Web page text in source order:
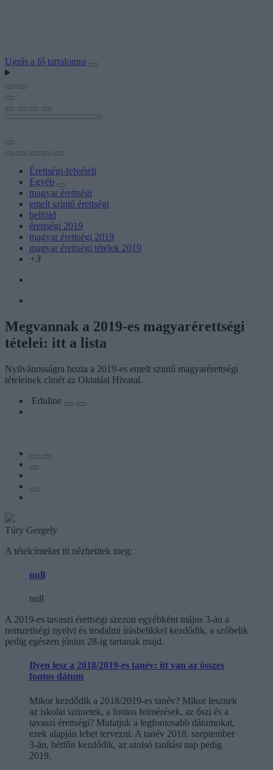
Ugrás a fő tartalomra
Érettségi-felvételi
Egyéb
magyar érettségi
emelt szintű érettségi
belföld
érettségi 2019
magyar érettségi 2019
magyar érettségi tételek 2019
+3
Megvannak a 2019-es magyarérettségi
tételei: itt a lista
Nyilvánosságra hozta a 2019-es emelt szintű magyarérettségi
tételeinek címét az Oktatási Hivatal.
Eduline
Túry Gergely
A tételcímeket itt nézhetitek meg:
null
null
A 2019-es tavaszi érettségi szezon egyébként május 3-án a
nemzetiségi nyelvi és irodalmi írásbelikkel kezdődik, a szóbelik
pedig egészen június 28-ig tartanak majd.
Ilyen lesz a 2018/2019-es tanév: itt van az összes
fontos dátum
Mikor kezdődik a 2018/2019-es tanév? Mikor lesznek
az iskolai szünetek, a fontos felmérések, az őszi és a
tavaszi érettségi? Mutatjuk a legfontosabb dátumokat,
ezek alapján lehet tervezni. A tanév 2018. szeptember
3-án, hétfőn kezdődik, az utolsó tanítási nap pedig
2019.